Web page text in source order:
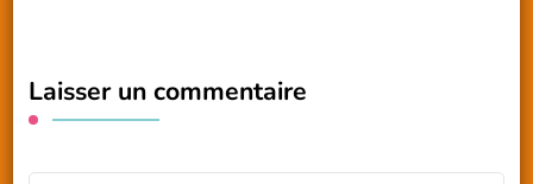
Laisser un commentaire